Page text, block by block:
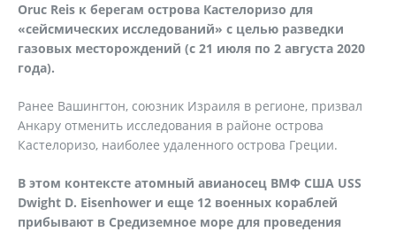
Oruc Reis к берегам острова Кастелоризо для
«сейсмических исследований» с целью разведки
газовых месторождений (с 21 июля по 2 августа 2020
года).
Ранее Вашингтон, союзник Израиля в регионе, призвал
Анкару отменить исследования в районе острова
Кастелоризо, наиболее удаленного острова Греции.
В этом контексте атомный авианосец ВМФ США USS
Dwight D. Eisenhower и еще 12 военных кораблей
прибывают в Средиземное море для проведения